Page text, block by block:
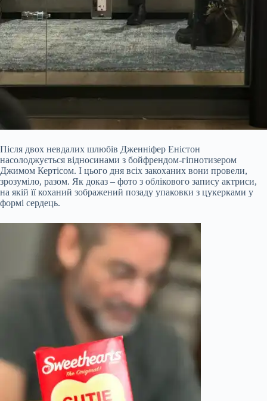
Після двох невдалих шлюбів Дженніфер Еністон
насолоджується відносинами з бойфрендом-гіпнотизером
Джимом Кертісом. І цього дня всіх закоханих вони провели,
зрозуміло, разом. Як доказ – фото з облікового запису актриси,
на якій її коханий зображений позаду упаковки з цукерками у
формі сердець.